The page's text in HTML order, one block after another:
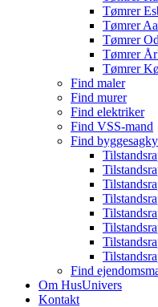
Tømrer
Tømrer
Tømrer
Tømrer
Tømrer
Find maler
Find murer
Find elektriker
Find VSS-mand
Find
Find
Om HusUnivers
Kontakt